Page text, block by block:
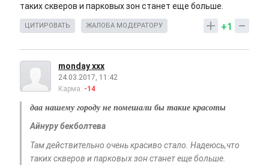
таких скверов и парковых зон станет еще больше.
+1
ЦИТИРОВАТЬ ЖАЛОБА МОДЕРАТОРУ
monday xxx
24.03.2017, 11:42
Карма: -14
даа нашему городу не помешали бы такие красоты
Айнуру бекболтева
Там действительно очень красиво стало. Надеюсь,что
таких скверов и парковых зон станет еще больше.